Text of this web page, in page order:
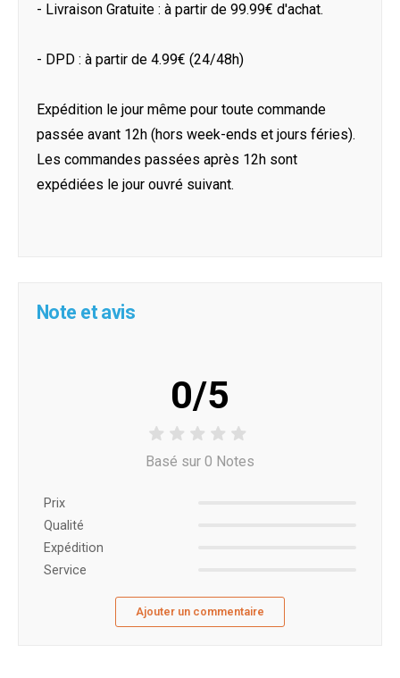
- Livraison Gratuite : à partir de 99.99€ d'achat.
- DPD : à partir de 4.99€ (24/48h)
Expédition le jour même pour toute commande
passée avant 12h (hors week-ends et jours féries).
Les commandes passées après 12h sont
expédiées le jour ouvré suivant.
Note et avis
0/5
Basé sur 0 Notes
Prix ​​
Qualité
Expédition
Service
Ajouter un commentaire